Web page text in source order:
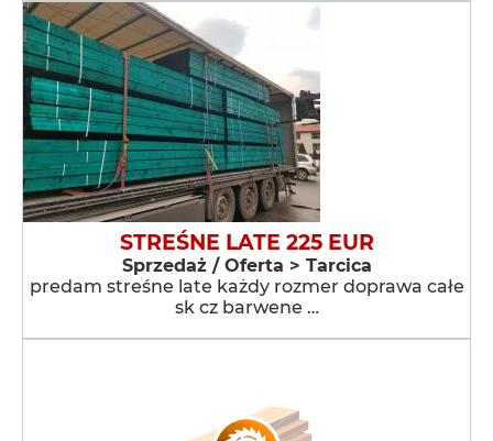
STREŚNE LATE 225 EUR
Sprzedaż / Oferta > Tarcica
predam streśne late każdy rozmer doprawa całe
sk cz barwene …